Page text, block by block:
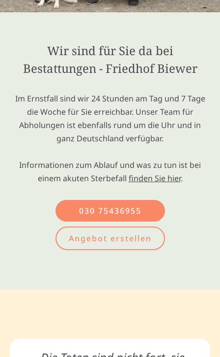
Wir sind für Sie da bei
Bestattungen - Friedhof Biewer
Im Ernstfall sind wir 24 Stunden am Tag und 7 Tage
die Woche für Sie erreichbar. Unser Team für
Abholungen ist ebenfalls rund um die Uhr und in
ganz Deutschland verfügbar.
Informationen zum Ablauf und was zu tun ist bei
einem akuten Sterbefall finden Sie hier.
030 75436955
Angebot erstellen